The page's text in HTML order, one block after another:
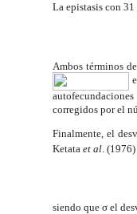
La epistasis con
Ambos términos
corregidos por el
Finalmente, el
Ketata et al. (1976)
siendo que σ el